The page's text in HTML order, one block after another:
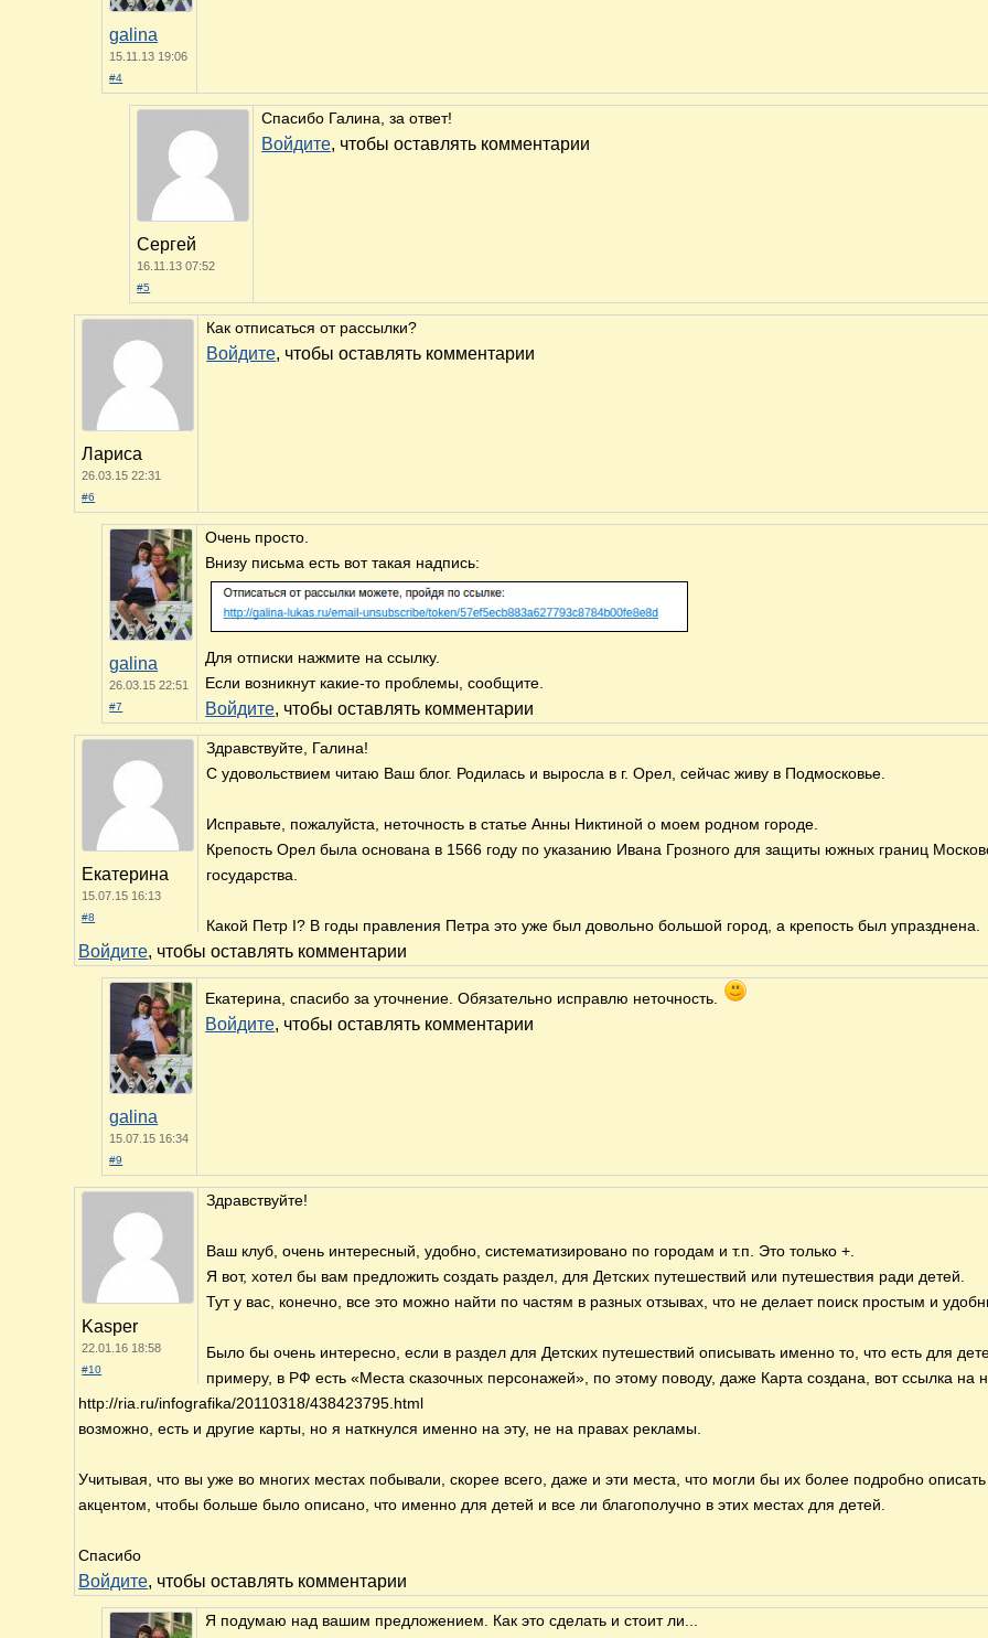
galina
15.11.13 19:06
#4
Сергей
16.11.13 07:52
#5
Спасибо Галина, за ответ!
Войдите, чтобы оставлять комментарии
Лариса
26.03.15 22:31
#6
Как отписаться от рассылки?
Войдите, чтобы оставлять комментарии
galina
26.03.15 22:51
#7
Очень просто.
Внизу письма есть вот такая надпись:
Для отписки нажмите на ссылку.
Если возникнут какие-то проблемы, сообщите.
Войдите, чтобы оставлять комментарии
Екатерина
15.07.15 16:13
#8
Здравствуйте, Галина!
С удовольствием читаю Ваш блог. Родилась и выросла в г. Орел, сейчас живу в Подмосковье.
Исправьте, пожалуйста, неточность в статье Анны Никтиной о моем родном городе.
Крепость Орел была основана в 1566 году по указанию Ивана Грозного для защиты южных границ
государства.
Какой Петр I? В годы правления Петра это уже был довольно большой город, а крепость был упразднена.
Войдите, чтобы оставлять комментарии
galina
15.07.15 16:34
#9
Екатерина, спасибо за уточнение. Обязательно исправлю неточность.
Войдите, чтобы оставлять комментарии
Kasper
22.01.16 18:58
#10
Здравствуйте!
Ваш клуб, очень интересный, удобно, систематизировано по городам и т.п. Это только +.
Я вот, хотел бы вам предложить создать раздел, для Детских путешествий или путешествия ради детей.
Тут у вас, конечно, все это можно найти по частям в разных отзывах, что не делает поиск простым и
Было бы очень интересно, если в раздел для Детских путешествий описывать именно то, что есть для
примеру, в РФ есть «Места сказочных персонажей», по этому поводу, даже Карта создана, вот ссылка на
http://ria.ru/infografika/20110318/438423795.html
возможно, есть и другие карты, но я наткнулся именно на эту, не на правах рекламы.
Учитывая, что вы уже во многих местах побывали, скорее всего, даже и эти места, что могли бы их более подробно
акцентом, чтобы больше было описано, что именно для детей и все ли благополучно в этих местах для детей.
Спасибо
Войдите, чтобы оставлять комментарии
Я подумаю над вашим предложением. Как это сделать и стоит ли...